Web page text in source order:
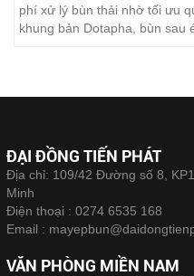
phí xử lý bùn thải nhờ tối ưu
khung bản Dotapha, bùn sau
ĐẠI ĐỒNG TIẾN PHÁT
Địa chỉ: 109/42 Đường số 8,
Minh
Điện thoại : 0274 6535 168
Email :
VĂN PHÒNG MIỀN NAM